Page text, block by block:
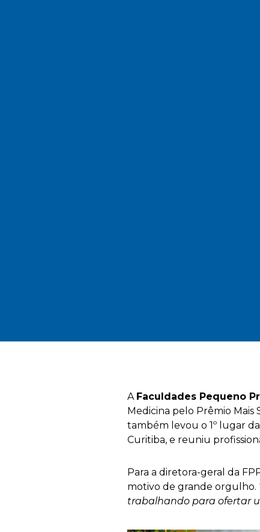
A Faculdades Pequeno
Medicina pelo Prêmio
também levou o 1º lugar
Curitiba, e reuniu
Para a diretora-geral da
motivo de grande orgulho.
trabalhando para ofertar